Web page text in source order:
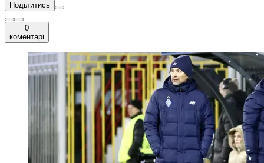
Поділитись
0
коментарі